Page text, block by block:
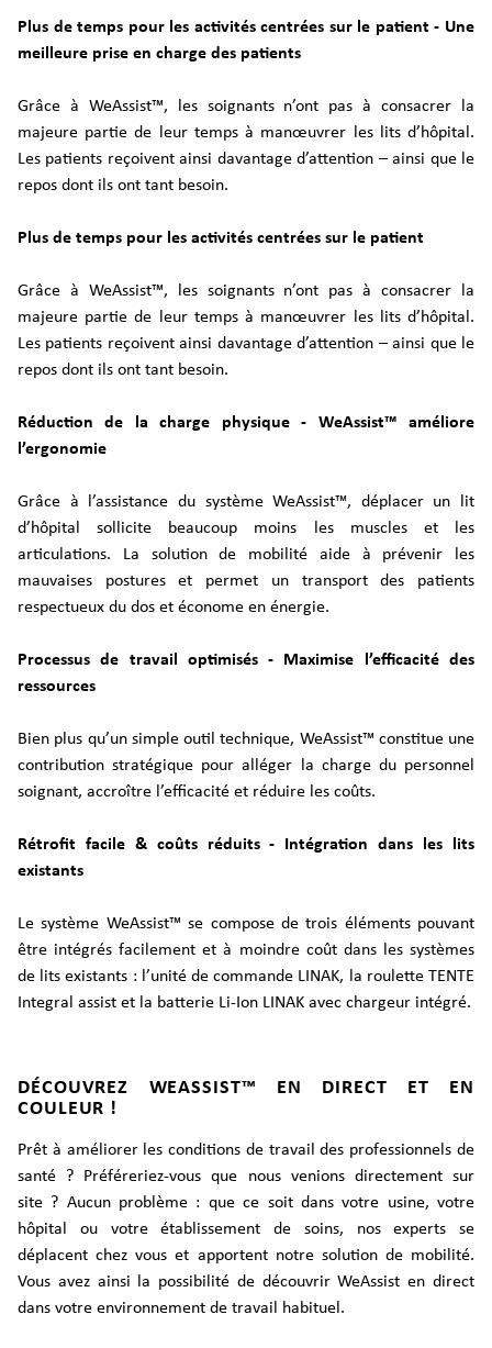
Plus de temps pour les activités centrées sur le patient - Une
meilleure prise en charge des patients
Grâce à WeAssist™, les soignants n’ont pas à consacrer la
majeure partie de leur temps à manœuvrer les lits d’hôpital.
Les patients reçoivent ainsi davantage d’attention – ainsi que le
repos dont ils ont tant besoin.
Plus de temps pour les activités centrées sur le patient
Grâce à WeAssist™, les soignants n’ont pas à consacrer la
majeure partie de leur temps à manœuvrer les lits d’hôpital.
Les patients reçoivent ainsi davantage d’attention – ainsi que le
repos dont ils ont tant besoin.
Réduction de la charge physique - WeAssist™ améliore
l’ergonomie
Grâce à l’assistance du système WeAssist™, déplacer un lit
d’hôpital sollicite beaucoup moins les muscles et les
articulations. La solution de mobilité aide à prévenir les
mauvaises postures et permet un transport des patients
respectueux du dos et économe en énergie.
Processus de travail optimisés - Maximise l’efficacité des
ressources
Bien plus qu’un simple outil technique, WeAssist™ constitue une
contribution stratégique pour alléger la charge du personnel
soignant, accroître l’efficacité et réduire les coûts.
Rétrofit facile & coûts réduits - Intégration dans les lits
existants
Le système WeAssist™ se compose de trois éléments pouvant
être intégrés facilement et à moindre coût dans les systèmes
de lits existants : l’unité de commande LINAK, la roulette TENTE
Integral assist et la batterie Li-Ion LINAK avec chargeur intégré.
DÉCOUVREZ WEASSIST™ EN DIRECT ET EN
COULEUR !
Prêt à améliorer les conditions de travail des professionnels de
santé ? Préféreriez-vous que nous venions directement sur
site ? Aucun problème : que ce soit dans votre usine, votre
hôpital ou votre établissement de soins, nos experts se
déplacent chez vous et apportent notre solution de mobilité.
Vous avez ainsi la possibilité de découvrir WeAssist en direct
dans votre environnement de travail habituel.